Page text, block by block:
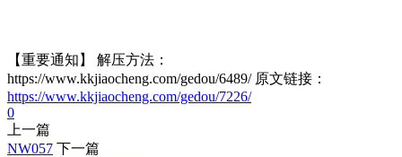
【重要通知】 解压方法：
https://www.kkjiaocheng.com/gedou/6489/ 原文链接：
https://www.kkjiaocheng.com/gedou/7226/
0
上一篇
NW057 下一篇